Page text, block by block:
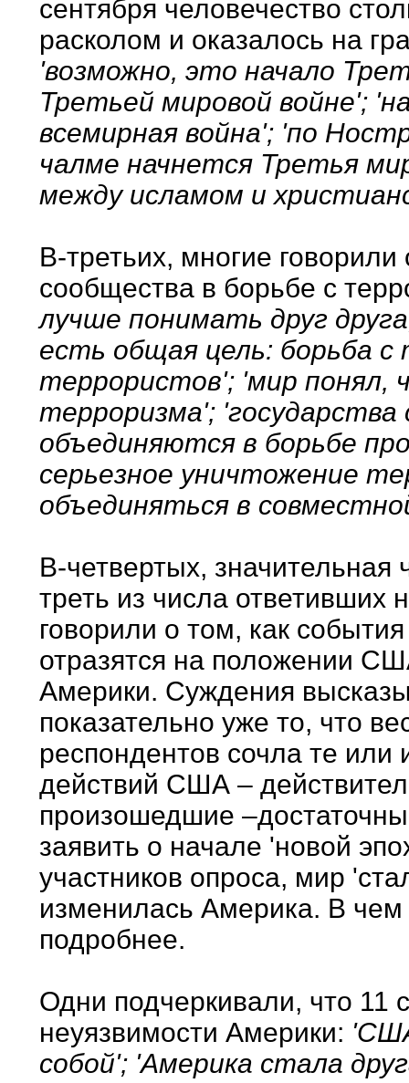
сентября человечество
расколом и оказалось на
'возможно, это начало
Третьей мировой войне';
всемирная война'; 'по
чалме начнется Третья
между исламом и
В-третьих, многие
сообщества в борьбе с
лучше понимать друг
есть общая цель: борьба с
террористов'; 'мир понял,
терроризма';
объединяются в борьбе
серьезное уничтожение
объединяться в
В-четвертых,
треть из числа ответивших
говорили о том, как
отразятся на положении
Америки. Суждения
показательно уже то, что
респондентов сочла те
действий США –
произошедшие
заявить о начале 'новой
участников опроса, мир
изменилась Америка. В
подробнее.
Одни подчеркивали, что 11
неуязвимости Америки:
собой'; 'Америка стала